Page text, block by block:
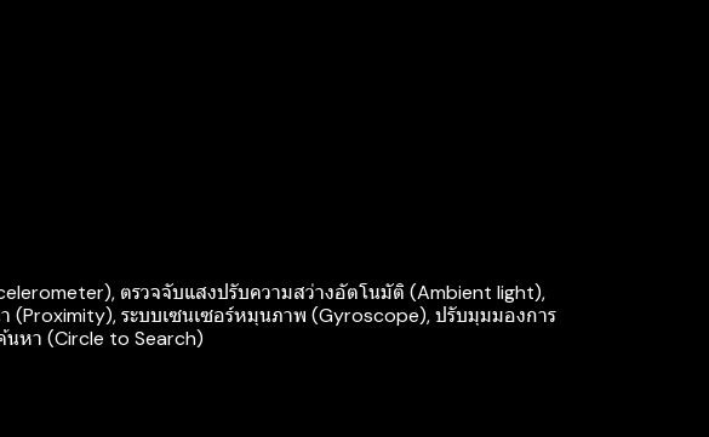
ตรวจจับแสงปรับความสว่างอัตโนมัติ (Ambient light),
ระบบเซนเซอร์หมุนภาพ (Gyroscope), ปรับมุมมองการ
นหา (Circle to Search)